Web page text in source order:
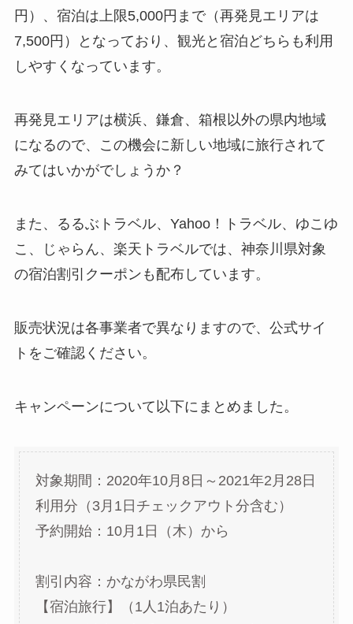
円）、宿泊は上限5,000円まで（再発見エリアは
7,500円）となっており、観光と宿泊どちらも利用
しやすくなっています。
再発見エリアは横浜、鎌倉、箱根以外の県内地域
になるので、この機会に新しい地域に旅行されて
みてはいかがでしょうか？
また、るるぶトラベル、Yahoo！トラベル、ゆこゆ
こ、じゃらん、楽天トラベルでは、神奈川県対象
の宿泊割引クーポンも配布しています。
販売状況は各事業者で異なりますので、公式サイ
トをご確認ください。
キャンペーンについて以下にまとめました。
対象期間：2020年10月8日～2021年2月28日
利用分（3月1日チェックアウト分含む）
予約開始：10月1日（木）から
割引内容：かながわ県民割
【宿泊旅行】（1人1泊あたり）